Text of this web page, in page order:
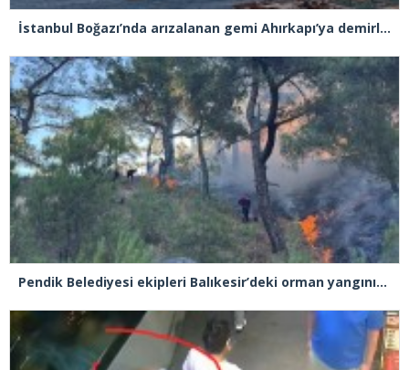
İstanbul Boğazı’nda arızalanan gemi Ahırkapı’ya demirlendi
Pendik Belediyesi ekipleri Balıkesir’deki orman yangınına müdahale ediyor